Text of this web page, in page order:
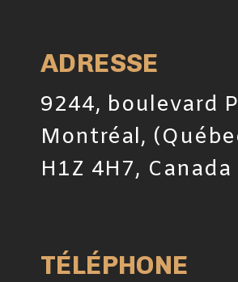
ADRESSE
9244, boulevard
Montréal,
H1Z 4H7, Canada
TÉLÉPHONE